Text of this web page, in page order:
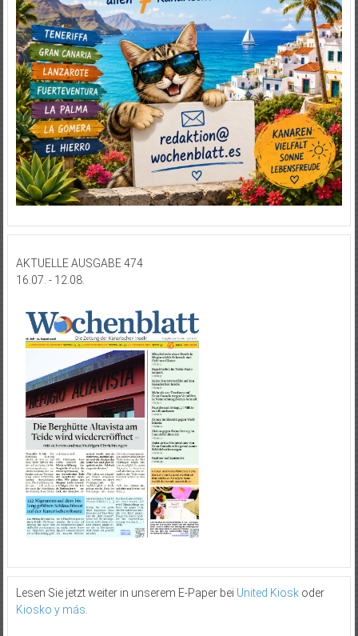
AKTUELLE AUSGABE 474
16.07. - 12.08.
Lesen Sie jetzt weiter in unserem E-Paper bei United Kioskoder
Kiosko y más